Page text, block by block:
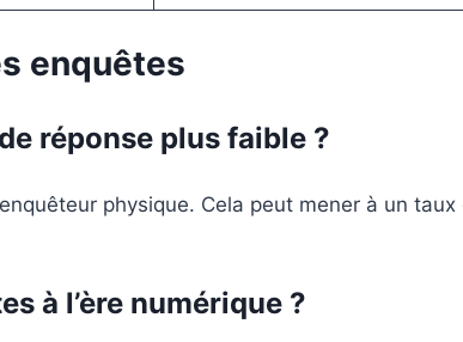
enquêtes
réponse plus faible ?
physique. Cela peut mener à un
à l’ère numérique ?